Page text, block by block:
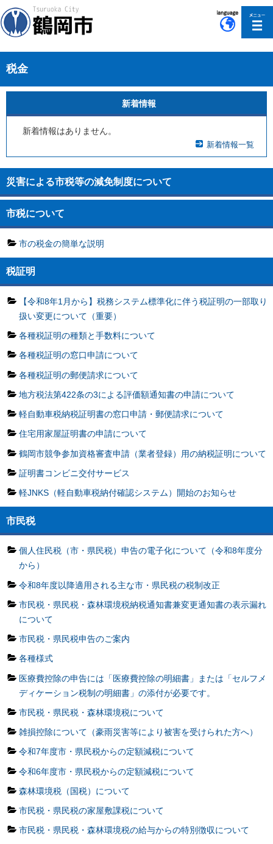
税金
新着情報
新着情報はありません。
新着情報一覧
災害による市税等の減免制度について
市税について
市の税金の簡単な説明
税証明
【令和8年1月から】税務システム標準化に伴う税証明の一部取り
扱い変更について（重要）
各種税証明の種類と手数料について
各種税証明の窓口申請について
各種税証明の郵便請求について
地方税法第422条の3による評価額通知書の申請について
軽自動車税納税証明書の窓口申請・郵便請求について
住宅用家屋証明書の申請について
鶴岡市競争参加資格審査申請（業者登録）用の納税証明について
証明書コンビニ交付サービス
軽JNKS（軽自動車税納付確認システム）開始のお知らせ
市民税
個人住民税（市・県民税）申告の電子化について（令和8年度分
から）
令和8年度以降適用される主な市・県民税の税制改正
市民税・県民税・森林環境税納税通知書兼変更通知書の表示漏れ
について
市民税・県民税申告のご案内
各種様式
医療費控除の申告には「医療費控除の明細書」または「セルフメ
ディケーション税制の明細書」の添付が必要です。
市民税・県民税・森林環境税について
雑損控除について（豪雨災害等により被害を受けられた方へ）
令和7年度市・県民税からの定額減税について
令和6年度市・県民税からの定額減税について
森林環境税（国税）について
市民税・県民税の家屋敷課税について
市民税・県民税・森林環境税の給与からの特別徴収について